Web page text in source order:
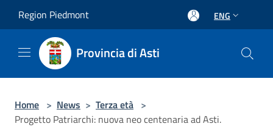
Region Piedmont ENG
Provincia di Asti
Home > News > Terza età >
Progetto Patriarchi: nuova neo centenaria ad Asti.